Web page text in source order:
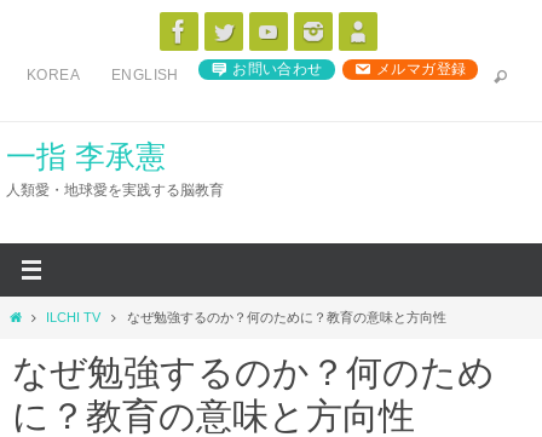
ス
KOREA ENGLISH お問い合わせ メルマガ登録
一指 李承憲
人類愛・地球愛を実践する脳教育
ホ
ム
ILCHI TV なぜ勉強するのか？何のために？教育の意味と方向性
なぜ勉強するのか？何のため
に？教育の意味と方向性